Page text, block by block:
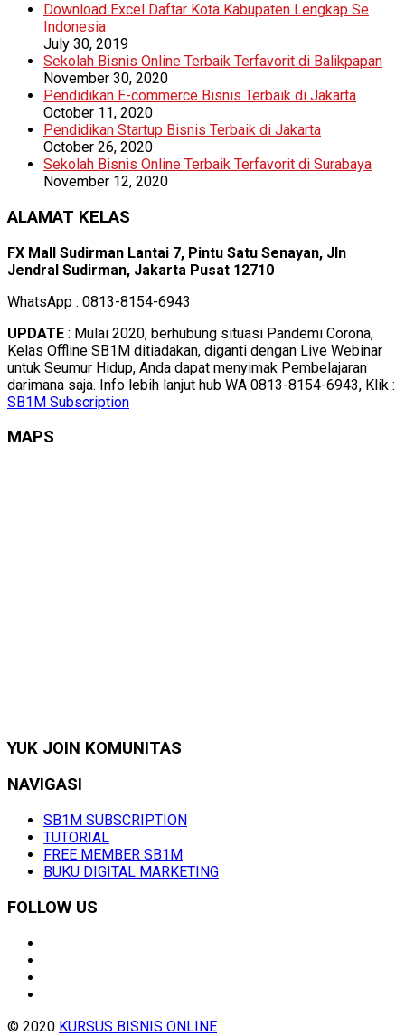
Download Excel Daftar Kota Kabupaten Lengkap Se
Indonesia
July 30, 2019
Sekolah Bisnis Online Terbaik Terfavorit di Balikpapan
November 30, 2020
Pendidikan E-commerce Bisnis Terbaik di Jakarta
October 11, 2020
Pendidikan Startup Bisnis Terbaik di Jakarta
October 26, 2020
Sekolah Bisnis Online Terbaik Terfavorit di Surabaya
November 12, 2020
ALAMAT KELAS
FX Mall Sudirman Lantai 7, Pintu Satu Senayan, Jln
Jendral Sudirman, Jakarta Pusat 12710
WhatsApp : 0813-8154-6943
UPDATE : Mulai 2020, berhubung situasi Pandemi Corona,
Kelas Offline SB1M ditiadakan, diganti dengan Live Webinar
untuk Seumur Hidup, Anda dapat menyimak Pembelajaran
darimana saja. Info lebih lanjut hub WA 0813-8154-6943, Klik :
SB1M Subscription
MAPS
YUK JOIN KOMUNITAS
NAVIGASI
SB1M SUBSCRIPTION
TUTORIAL
FREE MEMBER SB1M
BUKU DIGITAL MARKETING
FOLLOW US
© 2020 KURSUS BISNIS ONLINE